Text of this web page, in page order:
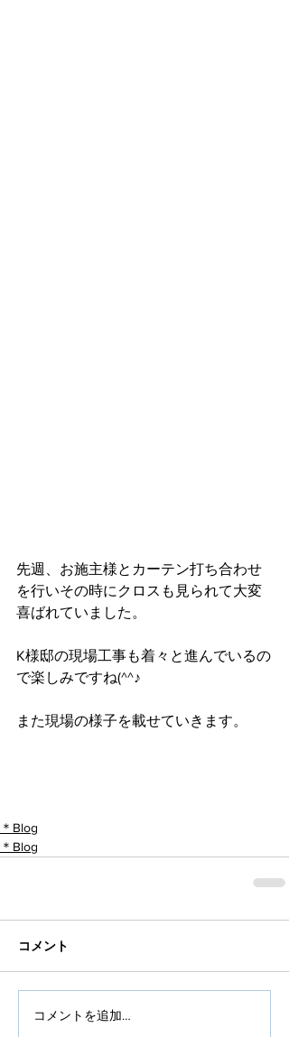
先週、お施主様とカーテン打ち合わせ
を行いその時にクロスも見られて大変
喜ばれていました。
K様邸の現場工事も着々と進んでいるの
で楽しみですね(^^♪
また現場の様子を載せていきます。
＊Blog
＊Blog
コメント
コメントを追加…